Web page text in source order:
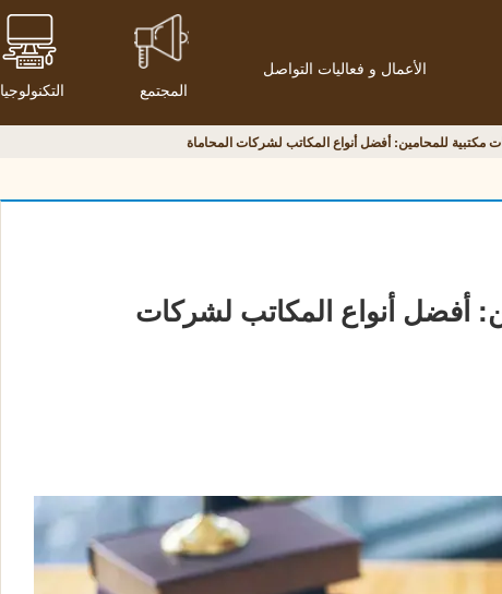
الأعمال و فعاليات التواصل
المجتمع
التكنولوجيا
مكتبية للمحامين: أفضل أنواع المكاتب لشركات المحاماة
أفضل أنواع المكاتب لشركات